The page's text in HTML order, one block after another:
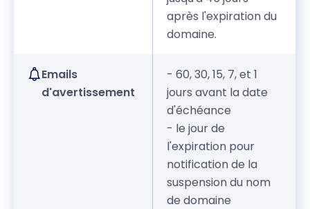
après l'expiration du
domaine.
Emails
d'avertissement
- 60, 30, 15, 7, et 1
jours avant la date
d'échéance
- le jour de
l'expiration pour
notification de la
suspension du nom
de domaine